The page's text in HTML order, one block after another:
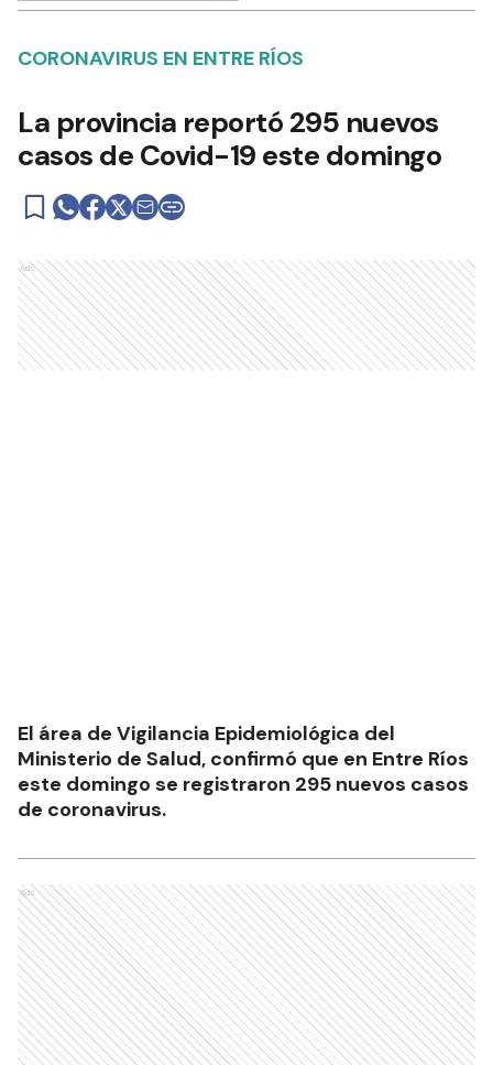
CORONAVIRUS EN ENTRE RÍOS
La provincia reportó 295 nuevos
casos de Covid-19 este domingo
Ads
El área de Vigilancia Epidemiológica del
Ministerio de Salud, confirmó que en Entre Ríos
este domingo se registraron 295 nuevos casos
de coronavirus.
Ads